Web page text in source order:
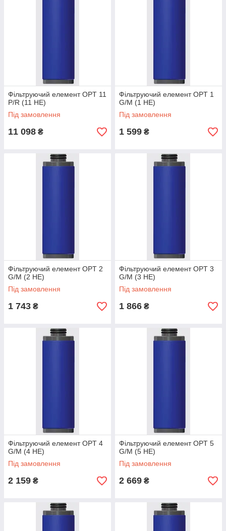
Фільтруючий елемент OPT 11
P/R (11 HE)
Під замовлення
11 098 ₴
Фільтруючий елемент OPT 1
G/M (1 HE)
Під замовлення
1 599 ₴
Фільтруючий елемент OPT 2
G/M (2 HE)
Під замовлення
1 743 ₴
Фільтруючий елемент OPT 3
G/M (3 HE)
Під замовлення
1 866 ₴
Фільтруючий елемент OPT 4
G/M (4 HE)
Під замовлення
2 159 ₴
Фільтруючий елемент OPT 5
G/M (5 HE)
Під замовлення
2 669 ₴